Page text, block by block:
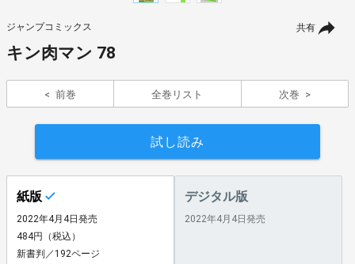
共有
ジャンプコミックス
キン肉マン 78
前巻 全巻リスト 次巻
試し読み
紙版
2022年4月4日発売
484円（税込）
新書判／192ページ
デジタル版
2022年4月4日発売